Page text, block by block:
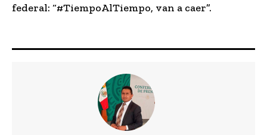
federal: “#TiempoAlTiempo, van a caer”.